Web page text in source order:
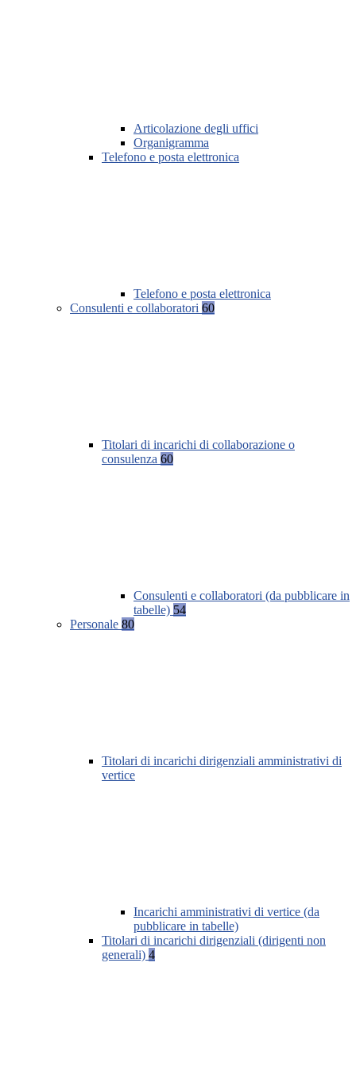
Articolazione degli uffici
Organigramma
Telefono e posta elettronica
Telefono e posta elettronica
Consulenti e collaboratori 60
Titolari di incarichi di collaborazione o
consulenza 60
Consulenti e collaboratori (da pubblicare in
tabelle) 54
Personale 80
Titolari di incarichi dirigenziali amministrativi di
vertice
Incarichi amministrativi di vertice (da
pubblicare in tabelle)
Titolari di incarichi dirigenziali (dirigenti non
generali) 4